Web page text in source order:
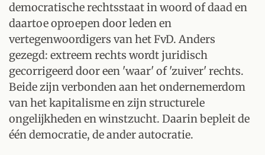
democratische rechtsstaat in woord of daad en
daartoe oproepen door leden en
vertegenwoordigers van het FvD. Anders
gezegd: extreem rechts wordt juridisch
gecorrigeerd door een 'waar' of 'zuiver' rechts.
Beide zijn verbonden aan het ondernemerdom
van het kapitalisme en zijn structurele
ongelijkheden en winstzucht. Daarin bepleit de
één democratie, de ander autocratie.